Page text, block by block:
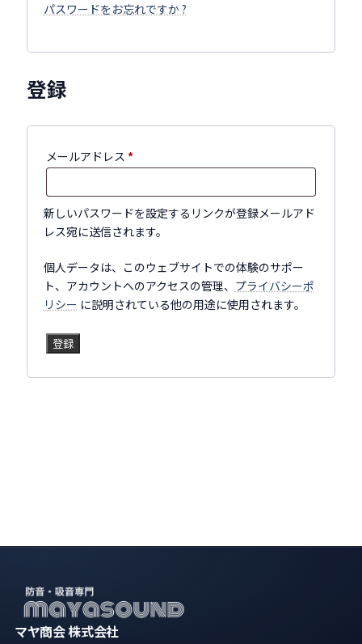
パスワードをお忘れですか ?
登録
メールアドレス *必
新しいパスワードを設定するリンクが登録メールアド
レス宛に送信されます。
個人データは、このウェブサイトでの体験のサポー
ト、アカウントへのアクセスの管理、 プライバシーポ
リシー に説明されている他の用途に使用されます。
登録
マヤ商会 株式会社